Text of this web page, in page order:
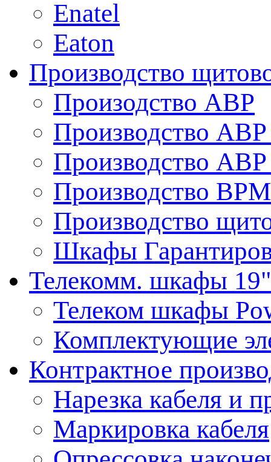
Enatel
Eaton
Производство
Произодство АВР
Производство
Производство
Производство ВРМ
Производство
Шкафы
Телекомм. шкафы
Телеком шкафы
Комплектующие
Контрактное
Нарезка кабеля и
Маркировка кабеля